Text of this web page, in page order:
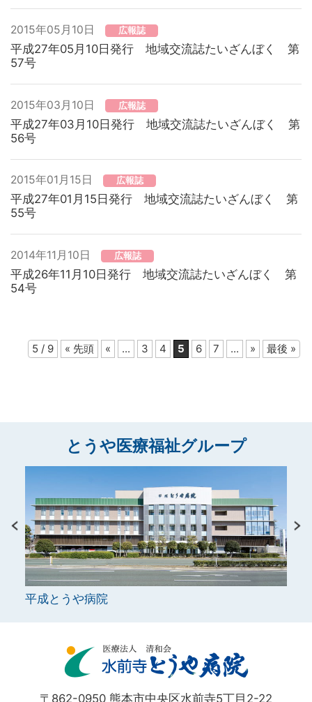
2015年05月10日 広報誌
平成27年05月10日発行 地域交流誌たいざんぼく 第
57号
2015年03月10日 広報誌
平成27年03月10日発行 地域交流誌たいざんぼく 第
56号
2015年01月15日 広報誌
平成27年01月15日発行 地域交流誌たいざんぼく 第
55号
2014年11月10日 広報誌
平成26年11月10日発行 地域交流誌たいざんぼく 第
54号
5 / 9 « 先頭 « ... 3 4 5 6 7 ... » 最後 »
とうや医療福祉グループ
平成とうや病院
〒862-0950 熊本市中央区水前寺5丁目2-22